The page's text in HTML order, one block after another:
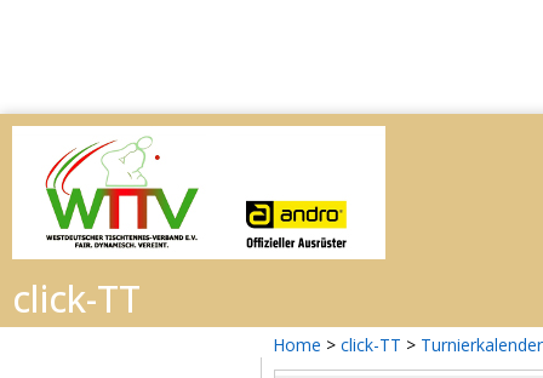
Home > click-TT > Turnierkalender